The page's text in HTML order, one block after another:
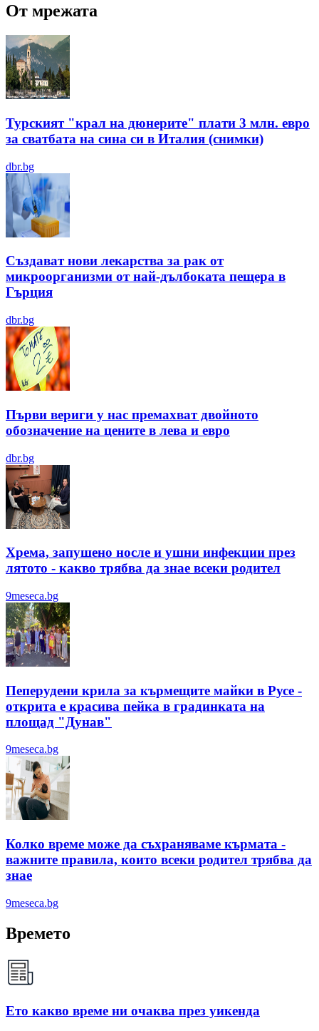
От мрежата
Турският "крал на дюнерите" плати 3 млн. евро
за сватбата на сина си в Италия (снимки)
dbr.bg
Създават нови лекарства за рак от
микроорганизми от най-дълбоката пещера в
Гърция
dbr.bg
Първи вериги у нас премахват двойното
обозначение на цените в лева и евро
dbr.bg
Хрема, запушено носле и ушни инфекции през
лятотo - какво трябва да знае всеки родител
9meseca.bg
Пеперудени крила за кърмещите майки в Русе -
открита е красива пейка в градинката на
площад "Дунав"
9meseca.bg
Колко време може да съхраняваме кърмата -
важните правила, които всеки родител трябва да
знае
9meseca.bg
Времето
Ето какво време ни очаква през уикенда